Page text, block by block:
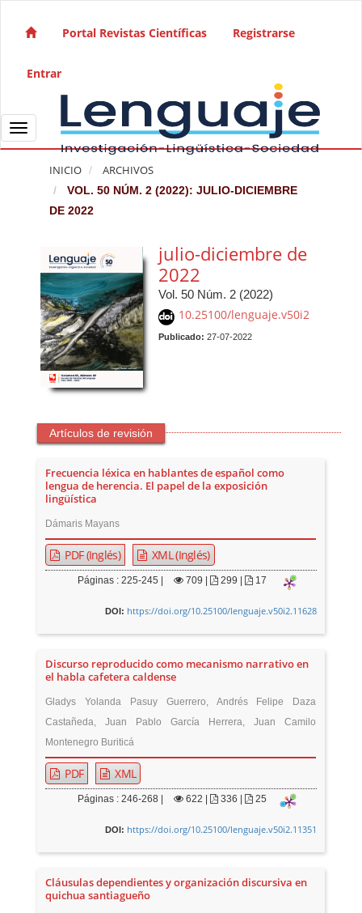
Navegación principal
Barra lateral
Portal Revistas Científicas Registrarse
Entrar
Toggle navigation
INICIO ARCHIVOS
VOL. 50 NÚM. 2 (2022): JULIO-DICIEMBRE
DE 2022
julio-diciembre de
2022
Vol. 50 Núm. 2 (2022)
10.25100/lenguaje.v50i2
Publicado:27-07-2022
Artículos de revisión
Frecuencia léxica en hablantes de español como
lengua de herencia. El papel de la exposición
lingüística
Dámaris Mayans
PDF (Inglés) XML (Inglés)
Páginas : 225-245 | 709 | 299 | 17
DOI: https://doi.org/10.25100/lenguaje.v50i2.11628
Discurso reproducido como mecanismo narrativo en
el habla cafetera caldense
Gladys Yolanda Pasuy Guerrero, Andrés Felipe Daza
Castañeda, Juan Pablo García Herrera, Juan Camilo
Montenegro Buriticá
PDF XML
Páginas : 246-268 | 622 | 336 | 25
DOI: https://doi.org/10.25100/lenguaje.v50i2.11351
Cláusulas dependientes y organización discursiva en
quichua santiagueño